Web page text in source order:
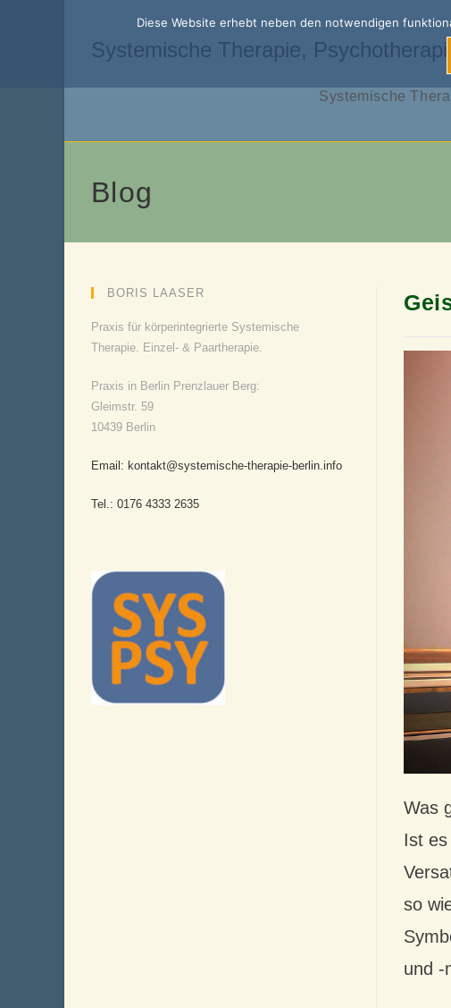
Systemische Therapie,
Systemische
Blog
Was
Ist
so
und -
BORIS LAASER
Praxis für körperintegrierte Systemische
Therapie. Einzel- & Paartherapie.
Praxis in Berlin Prenzlauer Berg:
Gleimstr. 59
10439 Berlin
Email: kontakt@systemische-therapie-berlin.info
Tel.: 0176 4333 2635
Diese Website erhebt neben den notwendigen